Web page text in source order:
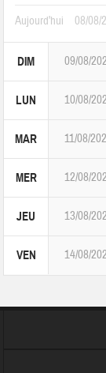
Aujourd'hui 08/08/
DIM 09/08/
LUN 10/08/
MAR 11/08/
MER 12/08/
JEU 13/08/
VEN 14/08/